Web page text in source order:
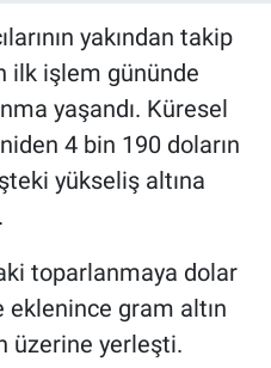
yakından takip
ilk işlem gününde
yaşandı. Küresel
4 bin 190 doların
yükseliş altına
toparlanmaya dolar
eklenince gram altın
üzerine yerleşti.